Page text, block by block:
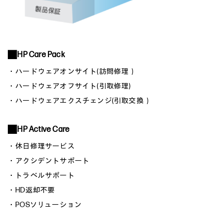
■ HP Care Pack
・ハードウェアオンサイト(訪問修理）
・ハードウェアオフサイト(引取修理)
・ハードウェアエクスチェンジ(引取交換）
■ HP Active Care
・休日修理サービス
・アクシデントサポート
・トラベルサポート
・HD返却不要
・POSソリューション